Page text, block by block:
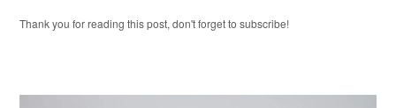
Thank you for reading this post, don't forget to subscribe!